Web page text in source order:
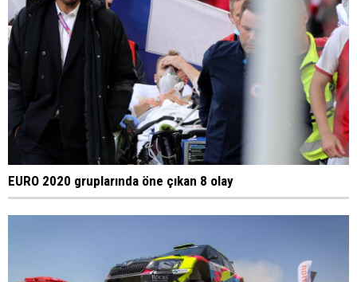
EURO 2020 gruplarında öne çıkan 8 olay